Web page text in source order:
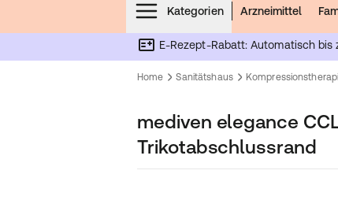
Kategorien
Arzneimittel
E-Rezept-Rabatt: Automatisch bis
Home Sanitätshaus
mediven elegance
Trikotabschlussrand